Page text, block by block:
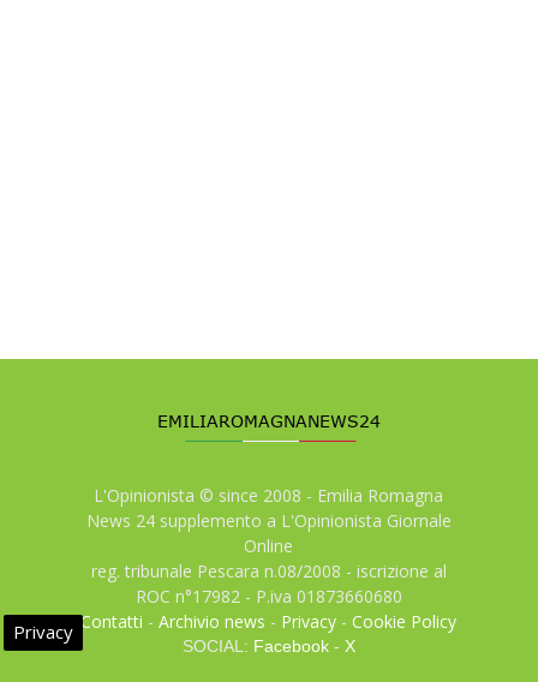
L'Opinionista © since 2008 - Emilia Romagna
News 24 supplemento a L'Opinionista Giornale
Online
reg. tribunale Pescara n.08/2008 - iscrizione al
ROC n°17982 - P.iva 01873660680
Contatti -Archivio news - Privacy -Cookie Policy
SOCIAL: Facebook- X
Privacy